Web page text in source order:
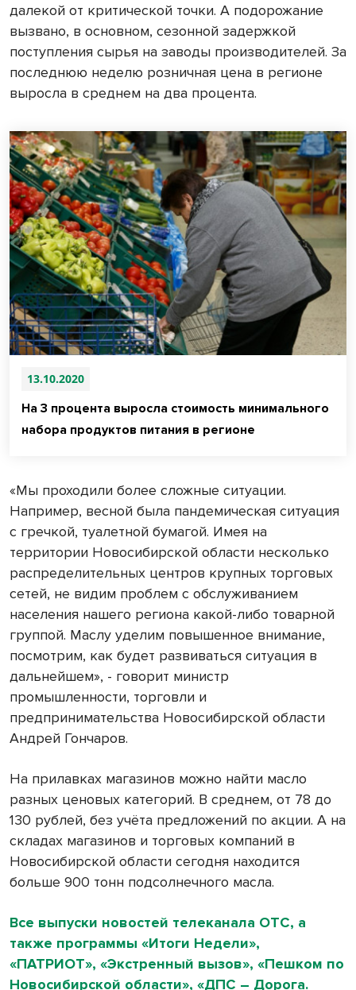
далекой от критической точки. А подорожание
вызвано, в основном, сезонной задержкой
поступления сырья на заводы производителей. За
последнюю неделю розничная цена в регионе
выросла в среднем на два процента.
13.10.2020
На 3 процента выросла стоимость минимального
набора продуктов питания в регионе
«Мы проходили более сложные ситуации.
Например, весной была пандемическая ситуация
с гречкой, туалетной бумагой. Имея на
территории Новосибирской области несколько
распределительных центров крупных торговых
сетей, не видим проблем с обслуживанием
населения нашего региона какой-либо товарной
группой. Маслу уделим повышенное внимание,
посмотрим, как будет развиваться ситуация в
дальнейшем», - говорит министр
промышленности, торговли и
предпринимательства Новосибирской области
Андрей Гончаров.
На прилавках магазинов можно найти масло
разных ценовых категорий. В среднем, от 78 до
130 рублей, без учёта предложений по акции. А на
складах магазинов и торговых компаний в
Новосибирской области сегодня находится
больше 900 тонн подсолнечного масла.
Все выпуски новостей телеканала ОТС, а
также программы «Итоги Недели»,
«ПАТРИОТ», «Экстренный вызов», «Пешком по
Новосибирской области», «ДПС – Дорога.